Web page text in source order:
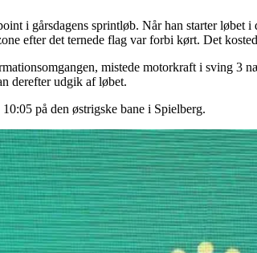
i gårsdagens sprintløb. Når han starter
efter det ternede flag var forbi kørt. Det
mistede motorkraft i sving 3
derefter udgik af løbet.
på den østrigske bane i Spielberg.